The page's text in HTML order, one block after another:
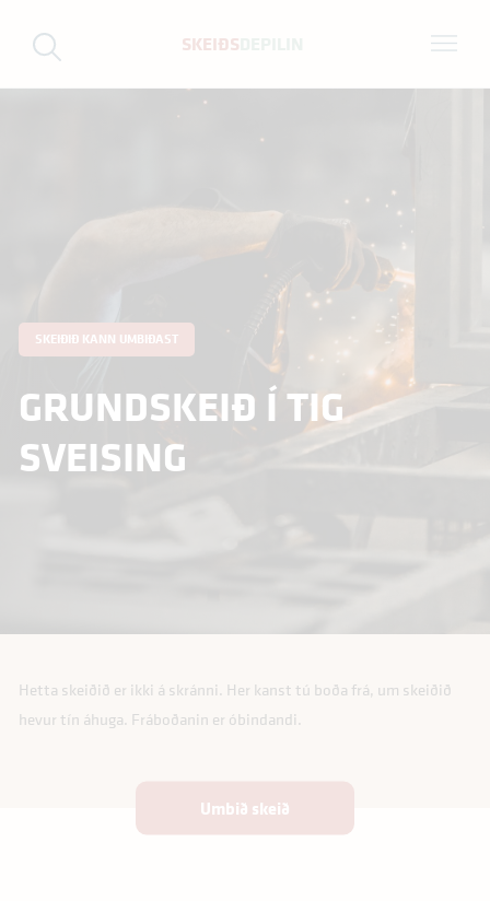
SKEIÐS
Eftirnavn*
Teldupostbústaður
Arbeiðsgevari *
SKEIÐIÐ KANN UMBIÐAST
GRUNDSKEIÐ Í TIG
SVEISING
Hetta skeiðið er ikki á skránni. Her kanst tú boða frá, um skeiðið
hevur tín áhuga. Fráboðanin er óbindandi.
Umbið skeið